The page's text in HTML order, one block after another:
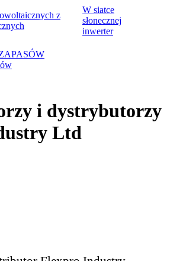
z
W siatce
słonecznej
inwerter
i dystrybutorzy
Ltd